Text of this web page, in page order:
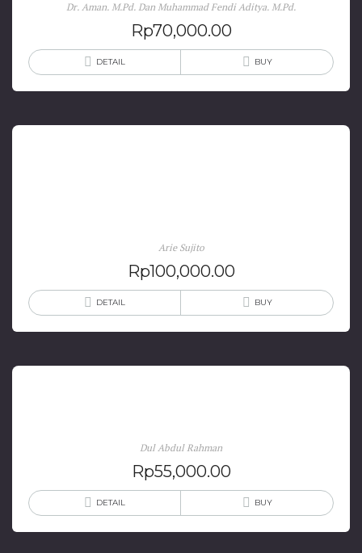
Dr. Aman. M.Pd. Dan Muhammad Fendi Aditya. M.Pd.
Rp70,000.00
DETAIL BUY
Arie Sujito
Rp100,000.00
DETAIL BUY
Dul Abdul Rahman
Rp55,000.00
DETAIL BUY